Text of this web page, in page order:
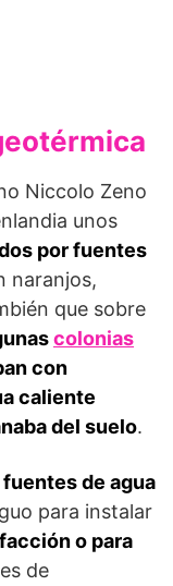
Niccolo Zeno
unos
por fuentes
naranjos,
que sobre
colonias
con
caliente
del suelo.
fuentes de agua
para instalar
o para
de